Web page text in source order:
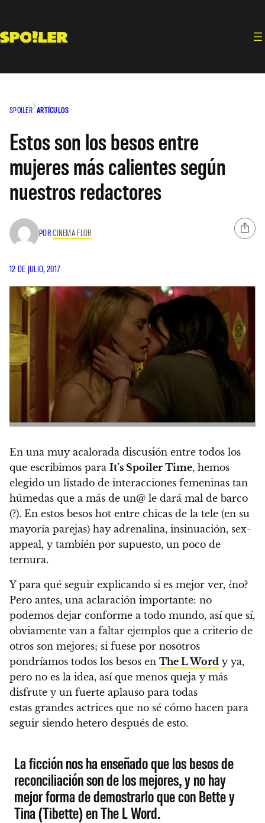
contenido
SPOILER ARTÍCULOS
Estos son los besos entre
mujeres más calientes según
nuestros redactores
PORCINEMA FLOR
12 DE JULIO, 2017
En una muy acalorada discusión entre todos los
que escribimos para It’s Spoiler Time, hemos
elegido un listado de interacciones femeninas tan
húmedas que a más de un@ le dará mal de barco
(?). En estos besos hot entre chicas de la tele (en su
mayoría parejas) hay adrenalina, insinuación, sex-
appeal, y también por supuesto, un poco de
ternura.
Y para qué seguir explicando si es mejor ver, ¿no?
Pero antes, una aclaración importante: no
podemos dejar conforme a todo mundo, así que sí,
obviamente van a faltar ejemplos que a criterio de
otros son mejores; si fuese por nosotros
pondríamos todos los besos en The L Word y ya,
pero no es la idea, así que menos queja y más
disfrute y un fuerte aplauso para todas
estas grandes actrices que no sé cómo hacen para
seguir siendo hetero después de esto.
La ficción nos ha enseñado que los besos de
reconciliación son de los mejores, y no hay
mejor forma de demostrarlo que con Bette y
Tina (Tibette) en The L Word.